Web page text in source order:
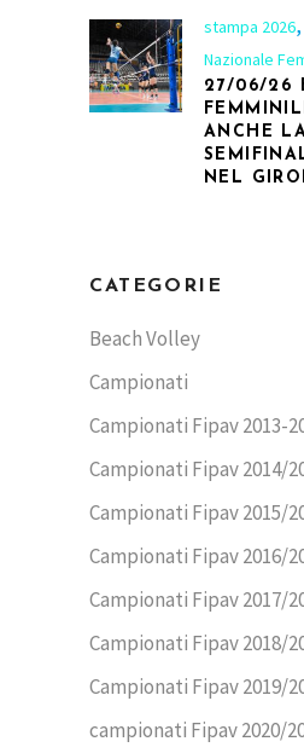
stampa 2026,
Nazionale
27/06/26
ANCHE
NEL
CATEGORIE
Beach Volley
Campionati
Campionati Fipav 2013-
Campionati Fipav 2014/
Campionati Fipav 2015/
Campionati Fipav 2016/
Campionati Fipav 2017/
Campionati Fipav 2018/
Campionati Fipav 2019/
campionati Fipav 2020/